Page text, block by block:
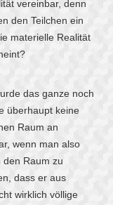
vereinbar, denn
den Teilchen ein
materielle Realität
das ganze noch
überhaupt keine
Raum an
wenn man also
Raum zu
dass er aus
wirklich völlige